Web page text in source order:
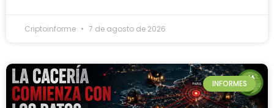
Criptoinforme 7 de agosto de 2026
INFORMES